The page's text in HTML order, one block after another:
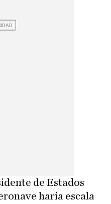
de Estados
haría escala